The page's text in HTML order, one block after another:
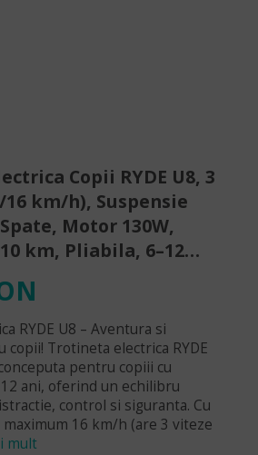
Copii RYDE U8, 3
km/h), Suspensie
Motor 130W,
km, Pliabila, 6–12
RYDE U8 – Aventura si
Trotineta electrica RYDE
pentru copiii cu
ani, oferind un echilibru
control si siguranta. Cu
16 km/h (are 3 viteze
mult